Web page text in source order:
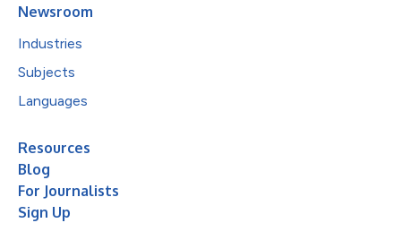
Newsroom
Industries
Subjects
Languages
Resources
Blog
For Journalists
Sign Up